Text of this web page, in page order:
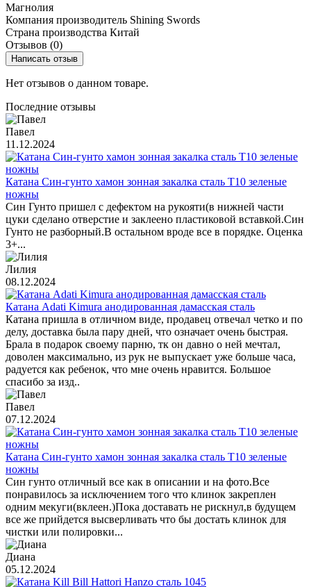
Магнолия
Компания производитель Shining Swords
Страна производства Китай
Отзывов (0)
Написать отзыв
Нет отзывов о данном товаре.
Последние отзывы
Павел
11.12.2024
Катана Син-гунто хамон зонная закалка сталь T10 зеленые
ножны
Син Гунто пришел с дефектом на рукояти(в нижней части
цуки сделано отверстие и заклеено пластиковой вставкой.Син
Гунто не разборный.В остальном вроде все в порядке. Оценка
3+...
Лилия
08.12.2024
Катана Adati Kimura анодированная дамасская сталь
Катана пришла в отличном виде, продавец отвечал четко и по
делу, доставка была пару дней, что означает очень быстрая.
Брала в подарок своему парню, тк он давно о ней мечтал,
доволен максимально, из рук не выпускает уже больше часа,
радуется как ребенок, что мне очень нравится. Большое
спасибо за изд..
Павел
07.12.2024
Катана Син-гунто хамон зонная закалка сталь T10 зеленые
ножны
Син гунто отличный все как в описании и на фото.Все
понравилось за исключением того что клинок закреплен
одним мекуги(вклеен.)Пока доставать не рискнул,в будущем
все же прийдется высверливать что бы достать клинок для
чистки или полировки...
Диана
05.12.2024